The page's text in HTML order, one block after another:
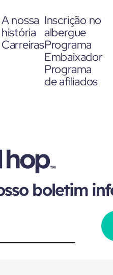
A nossa
história
Carreiras
Inscrição no
albergue
Programa
Embaixador
Programa
de afiliados
boletim